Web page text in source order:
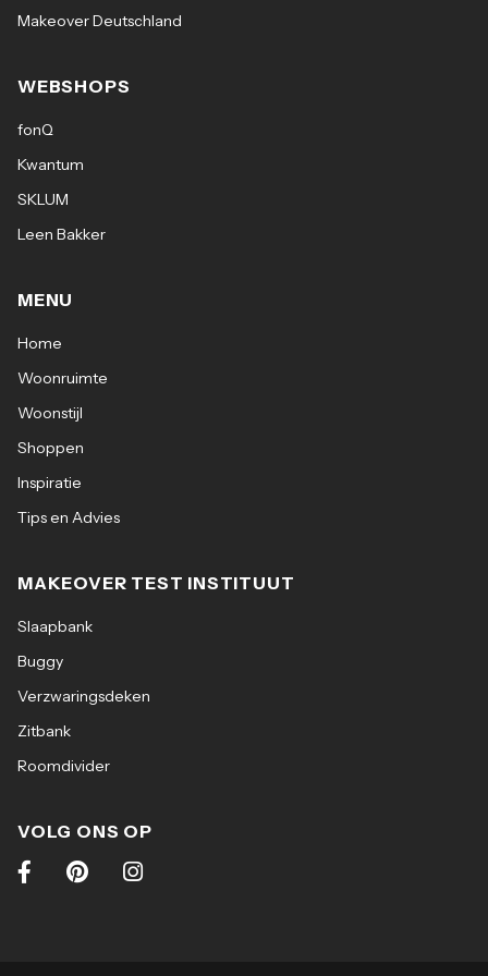
Merk: Kave Home
5% Acrylvezels) en metalen onderstel
Zitdiepte: 45 cm
Diepte: 49 cm
Makeover Deutschland
WEBSHOPS
fonQ
Kwantum
SKLUM
Leen Bakker
MENU
Home
Woonruimte
Woonstijl
Shoppen
Inspiratie
Tips en Advies
MAKEOVER TEST INSTITUUT
Slaapbank
Buggy
Verzwaringsdeken
Zitbank
Roomdivider
VOLG ONS OP